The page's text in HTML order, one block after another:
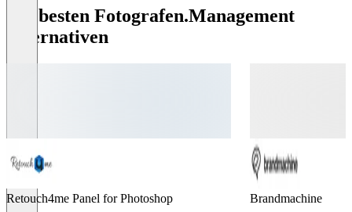
Die besten Fotografen.Management
Alternativen
Retouch4me Panel for Photoshop Brandmachine